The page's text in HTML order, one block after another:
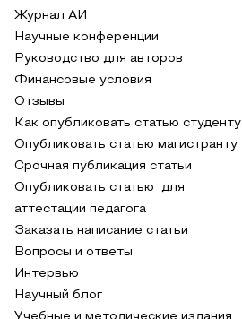
Журнал АИ
Научные конференции
Руководство для авторов
Финансовые условия
Отзывы
Как опубликовать статью студенту
Опубликовать статью магистранту
Срочная публикация статьи
Опубликовать статью для
аттестации педагога
Заказать написание статьи
Вопросы и ответы
Интервью
Научный блог